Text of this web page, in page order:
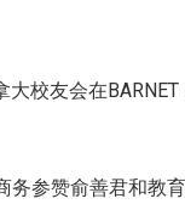
校友会在
务参赞俞善君和教